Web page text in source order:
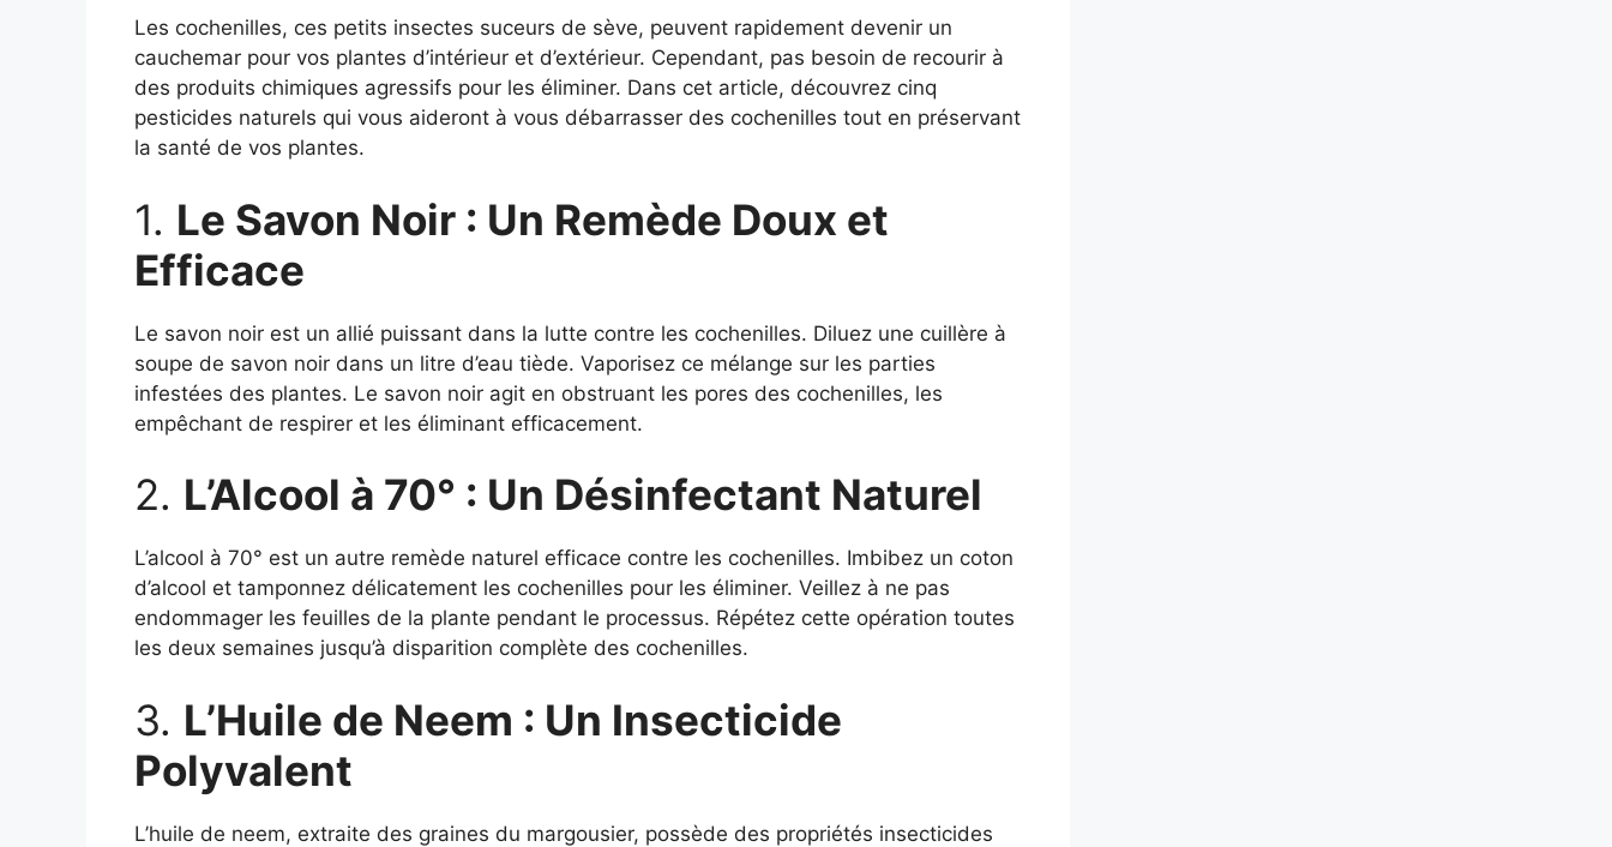
Les cochenilles, ces petits insectes suceurs de sève, peuvent rapidement devenir un
cauchemar pour vos plantes d’intérieur et d’extérieur. Cependant, pas besoin de recourir à
des produits chimiques agressifs pour les éliminer. Dans cet article, découvrez cinq
pesticides naturels qui vous aideront à vous débarrasser des cochenilles tout en préservant
la santé de vos plantes.
1. Le Savon Noir : Un Remède Doux et
Efficace
Le savon noir est un allié puissant dans la lutte contre les cochenilles. Diluez une cuillère à
soupe de savon noir dans un litre d’eau tiède. Vaporisez ce mélange sur les parties
infestées des plantes. Le savon noir agit en obstruant les pores des cochenilles, les
empêchant de respirer et les éliminant efficacement.
2. L’Alcool à 70° : Un Désinfectant Naturel
L’alcool à 70° est un autre remède naturel efficace contre les cochenilles. Imbibez un coton
d’alcool et tamponnez délicatement les cochenilles pour les éliminer. Veillez à ne pas
endommager les feuilles de la plante pendant le processus. Répétez cette opération toutes
les deux semaines jusqu’à disparition complète des cochenilles.
3. L’Huile de Neem : Un Insecticide
Polyvalent
L’huile de neem, extraite des graines du margousier, possède des propriétés insecticides